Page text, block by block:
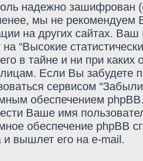
надежно зашифрован
мы не рекомендуем
на других сайтах.
на “Высокие
в тайне и ни при каких
Если Вы забудете
сервисом
обеспечением
Ваше имя
обеспечение phpBB
и вышлет его на e-mail.